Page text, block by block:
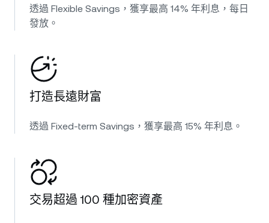
透過 Flexible Savings，獲享最高 14% 年利息，每日
發放。
打造長遠財富
透過 Fixed-term Savings，獲享最高 15% 年利息。
交易超過 100 種加密資產